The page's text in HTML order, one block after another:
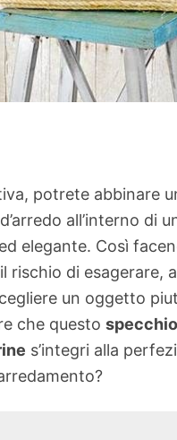
potrete abbinare
all’interno di
elegante. Così
rischio di esagerare,
un oggetto
che questo
s’integri alla